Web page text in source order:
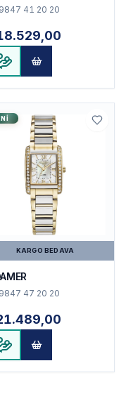
41 20 20
KARGO BEDAVA
47 20 20